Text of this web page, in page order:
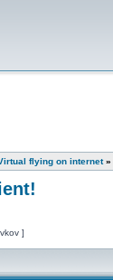
flying on internet»
]